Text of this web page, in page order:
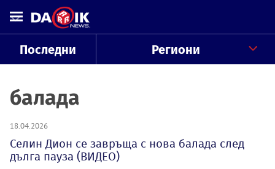
Последни Региони
балада
18.04.2026
Селин Дион се завръща с нова балада след
дълга пауза (ВИДЕО)